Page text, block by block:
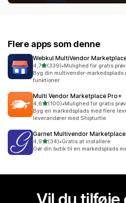
Flere apps som denne
Webkul MultiVendor
4,7ud af 5 stjerner
(339)
339 anmeldelser i alt
•Mulighed for gratis
Byg din multivendor-
funktioner
Multi Vendor Marketplace Pro+
4,6ud af 5 stjerner
(100)
100 anmeldelser i alt
•Mulighed for gratis
Byg en markedsplads med flere
leverandører med Shipturtle
Garnet Multivendor Marketplace
4,9ud af 5 stjerner
(34)
34 anmeldelser i alt
•Gratis at installere
Gør din butik til en markedsplads
Vil du tilføje